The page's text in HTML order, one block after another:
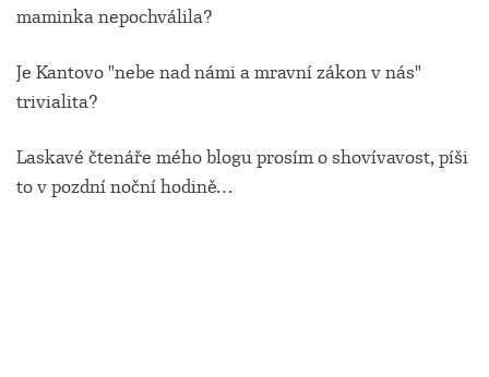
maminka nepochválila?
Je Kantovo "nebe nad námi a mravní zákon v nás"
trivialita?
Laskavé čtenáře mého blogu prosím o shovívavost, píši
to v pozdní noční hodině…